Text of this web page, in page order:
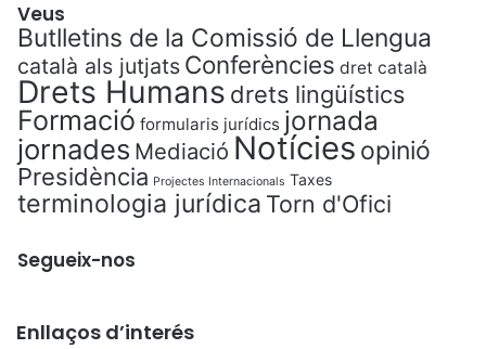
Veus
Butlletins de la Comissió de Llengua
català als jutjats Conferències dret català
Drets Humans drets lingüístics
Formació formularis jurídics jornada
jornades Mediació Notícies opinió
Presidència Projectes Internacionals Taxes
terminologia jurídica Torn d'Ofici
Segueix-nos
Enllaços d’interés